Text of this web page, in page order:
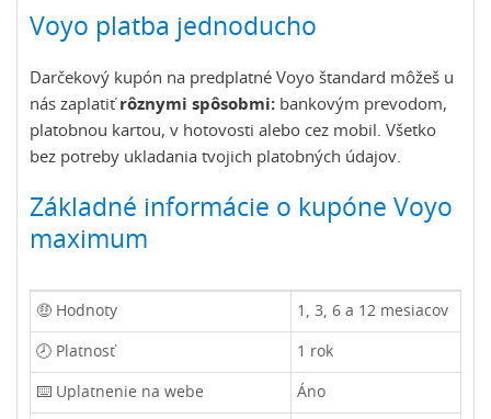
Voyo platba jednoducho
Darčekový kupón na predplatné Voyo štandard môžeš u
nás zaplatiť rôznymi spôsobmi: bankovým prevodom,
platobnou kartou, v hotovosti alebo cez mobil. Všetko
bez potreby ukladania tvojich platobných údajov.
Základné informácie o kupóne Voyo
maximum
🤑 Hodnoty 1, 3, 6 a 12 mesiacov
🕗 Platnosť 1 rok
⌨️ Uplatnenie na webe Áno